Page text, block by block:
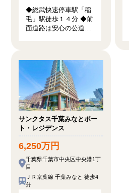
◆総武快速停車駅「稲
毛」駅徒歩１４分 ◆前
面道路は安心の公道面
サンクタス千葉みなとポー
ト・レジデンス
6,250万円
千葉県千葉市中央区中央港1丁
目
ＪＲ京葉線 千葉みなと 徒歩4
分